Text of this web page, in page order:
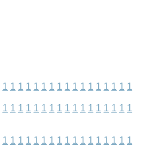
1 1 1 1 1 1 1 1 1 1 1 1 1 1 1 1 1
1 1 1 1 1 1 1 1 1 1 1 1 1 1 1 1 1
1 1 1 1 1 1 1 1 1 1 1 1 1 1 1 1 1